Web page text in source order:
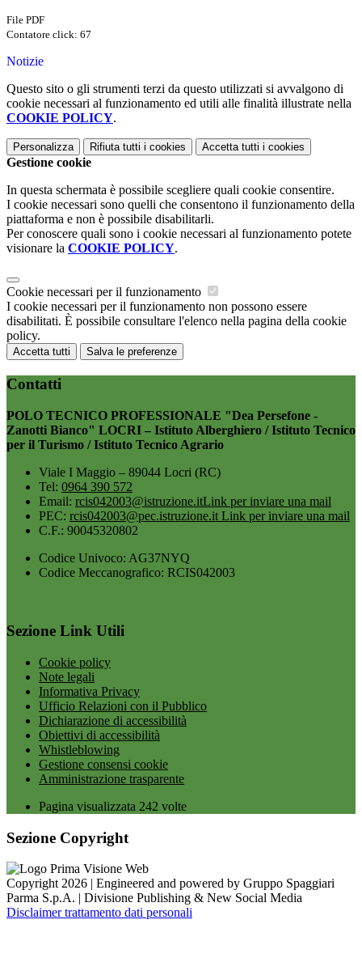
File PDF
Contatore click: 67
Notizie
Questo sito o gli strumenti terzi da questo utilizzati si avvalgono di
cookie necessari al funzionamento ed utili alle finalità illustrate nella
COOKIE POLICY.
Personalizza Rifiuta tutti i cookies Accetta tutti i cookies
Gestione cookie
In questa schermata è possibile scegliere quali cookie consentire.
I cookie necessari sono quelli che consentono il funzionamento della
piattaforma e non è possibile disabilitarli.
Per conoscere quali sono i cookie necessari al funzionamento potete
visionare la COOKIE POLICY.
Cookie necessari per il funzionamento
I cookie necessari per il funzionamento non possono essere
disabilitati. È possibile consultare l'elenco nella pagina della cookie
policy.
Accetta tutti Salva le preferenze
Contatti
POLO TECNICO PROFESSIONALE "Dea Persefone -
Zanotti Bianco" LOCRI – Istituto Alberghiero / Istituto Tecnico
per il Turismo / Istituto Tecnico Agrario
Viale I Maggio – 89044 Locri (RC)
Tel: 0964 390 572
Email: rcis042003@istruzione.itLink per inviare una mail
PEC: rcis042003@pec.istruzione.it Link per inviare una mail
C.F.: 90045320802
Codice Univoco: AG37NYQ
Codice Meccanografico: RCIS042003
Sezione Link Utili
Cookie policy
Note legali
Informativa Privacy
Ufficio Relazioni con il Pubblico
Dichiarazione di accessibilità
Obiettivi di accessibilità
Whistleblowing
Gestione consensi cookie
Amministrazione trasparente
Pagina visualizzata 242 volte
Sezione Copyright
Copyright 2026 | Engineered and powered by Gruppo Spaggiari
Parma S.p.A. | Divisione Publishing & New Social Media
Disclaimer trattamento dati personali